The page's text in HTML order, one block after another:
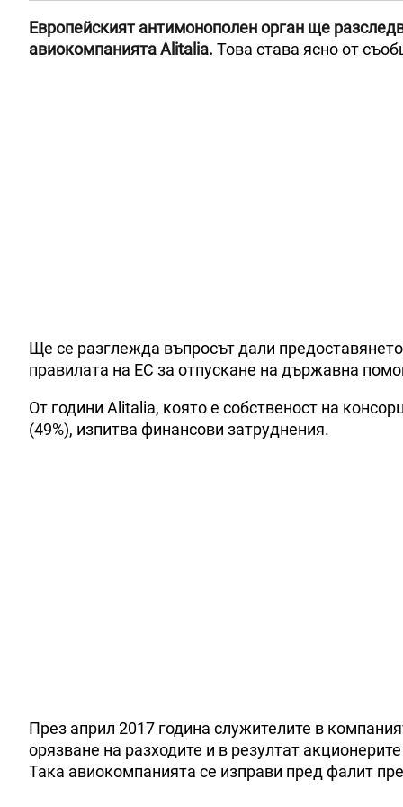
Европейският антимонополен орган ще
авиокомпанията Alitalia. Това става ясно от
Ще се разглежда въпросът дали
правилата на ЕС за отпускане на държавна
От години Alitalia, която е собственост на
(49%), изпитва финансови затруднения.
През април 2017 година служителите в
орязване на разходите и в резултат
Така авиокомпанията се изправи пред фалит